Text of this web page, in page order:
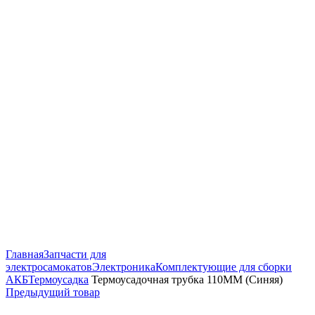
ГлавнаяЗапчасти для
электросамокатовЭлектроникаКомплектующие для сборки
АКБТермоусадка Термоусадочная трубка 110ММ (Синяя)
Предыдущий товар